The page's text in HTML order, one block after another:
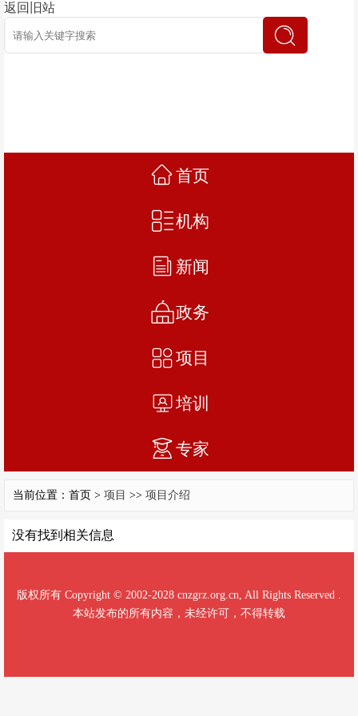
返回旧站
首页
机构
新闻
政务
项目
培训
专家
当前位置：首页 > 项目 >> 项目介绍
没有找到相关信息
版权所有 Copyright © 2002-2028 cnzgrz.org.cn, All Rights Reserved .
本站发布的所有内容，未经许可，不得转载